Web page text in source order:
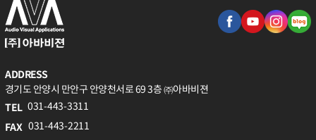
ADDRESS
경기도 안양시 만안구 안양천서로 69 3층 ㈜아바비젼
TEL 031-443-3311
FAX 031-443-2211